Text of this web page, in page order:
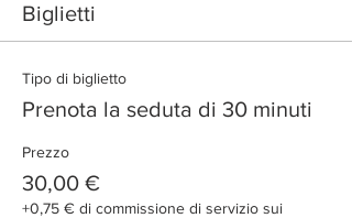
Biglietti
Tipo di biglietto
Prenota la seduta di 30 minuti
Prezzo
30,00 €
+0,75 € di commissione di servizio sui